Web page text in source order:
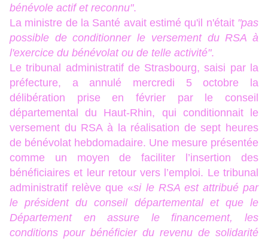
bénévole actif et reconnu".
La ministre de la Santé avait estimé qu'il n'était "pas
possible de conditionner le versement du RSA à
l'exercice du bénévolat ou de telle activité".
Le tribunal administratif de Strasbourg, saisi par la
préfecture, a annulé mercredi 5 octobre la
délibération prise en février par le conseil
départemental du Haut-Rhin, qui conditionnait le
versement du RSA à la réalisation de sept heures
de bénévolat hebdomadaire. Une mesure présentée
comme un moyen de faciliter l’insertion des
bénéficiaires et leur retour vers l’emploi. Le tribunal
administratif relève que «si le RSA est attribué par
le président du conseil départemental et que le
Département en assure le financement, les
conditions pour bénéficier du revenu de solidarité